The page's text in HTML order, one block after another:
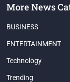
More News
BUSINESS
ENTERTAINMENT
Technology
Trending